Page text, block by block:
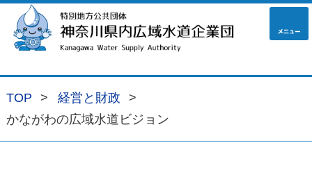
TOP
経営と財政
かながわの広域水道ビジョン